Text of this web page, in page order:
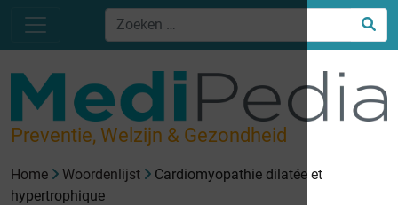
Preventie, Welzijn & Gezondheid
Home Woordenlijst
Cardiomyopathie dilatée et
hypertrophique